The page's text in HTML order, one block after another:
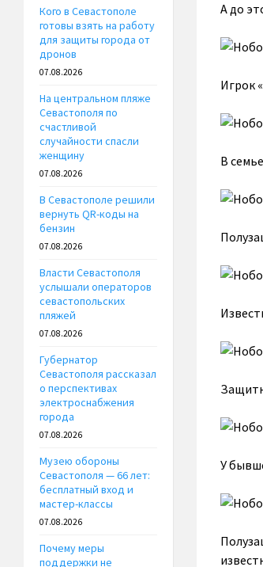
А до
Игрок
В
У
Кого в Севастополе
готовы взять на работу
для защиты города от
дронов
07.08.2026
На центральном пляже
Севастополя по
счастливой
случайности спасли
женщину
07.08.2026
В Севастополе решили
вернуть QR-коды на
бензин
07.08.2026
Власти Севастополя
услышали операторов
севастопольских
пляжей
07.08.2026
Губернатор
Севастополя рассказал
о перспективах
электроснабжения
города
07.08.2026
Музею обороны
Севастополя — 66 лет:
бесплатный вход и
мастер-классы
07.08.2026
Почему меры
поддержки не